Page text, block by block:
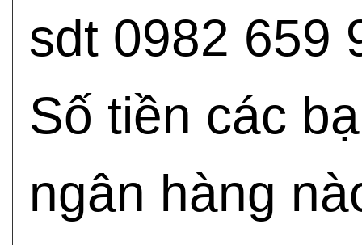
sdt 0982 659
Số tiền các
ngân hàng